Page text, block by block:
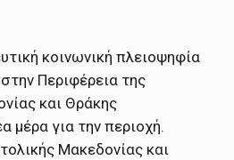
κοινωνική πλειοψηφία
Περιφέρεια της
και Θράκης
μέρα για την περιοχή.
Μακεδονίας και